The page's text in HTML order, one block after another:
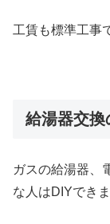
工賃も標準工事
給湯器交換
ガスの給湯器、
な人はDIYできま